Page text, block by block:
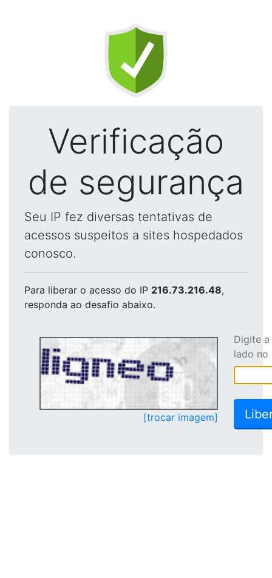
Verificação
de segurança
Seu IP fez diversas tentativas de
acessos suspeitos a sites hospedados
conosco.
Para liberar o acesso do IP 216.73.216.48,
responda ao desafio abaixo.
[trocar imagem]
Digite
lado no